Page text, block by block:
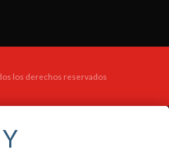
los derechos reservados